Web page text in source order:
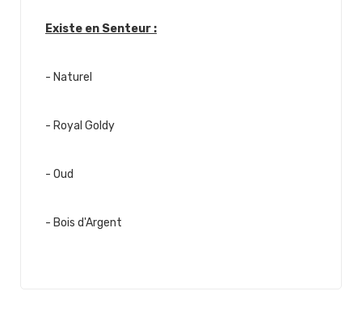
Existe en Senteur :
- Naturel
- Royal Goldy
- Oud
- Bois d'Argent